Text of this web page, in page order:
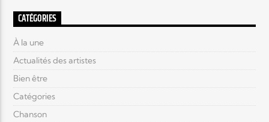
CATÉGORIES
À la une
Actualités des artistes
Bien être
Catégories
Chanson